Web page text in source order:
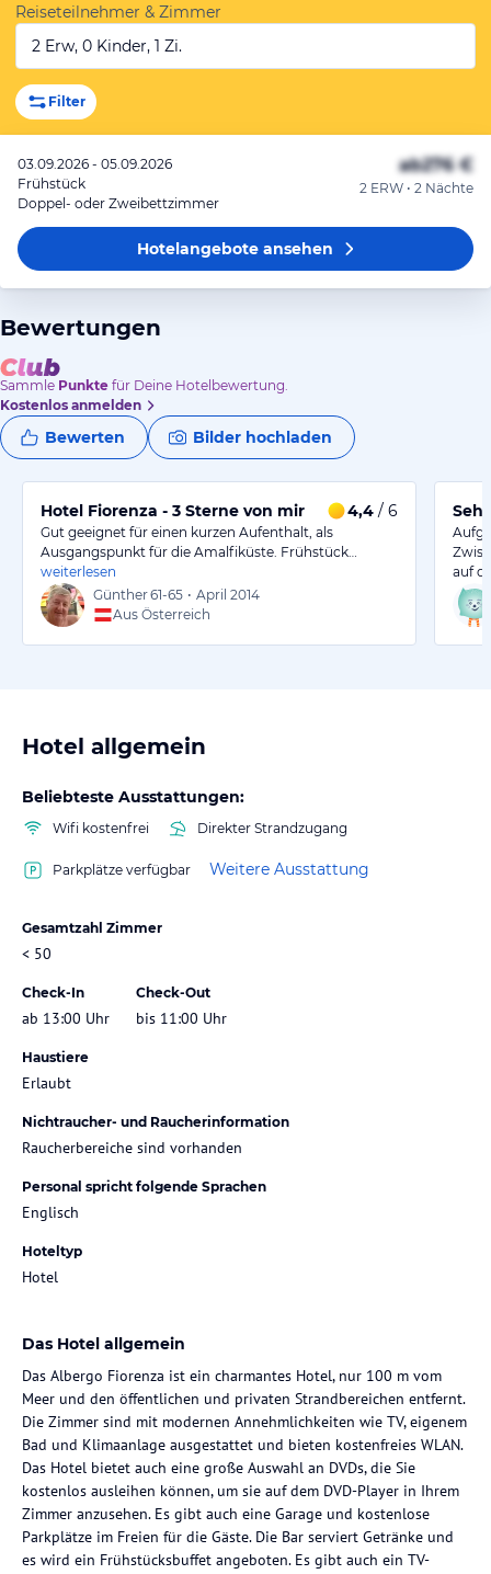
Reiseteilnehmer & Zimmer
2 Erw, 0 Kinder, 1 Zi.
Filter
03.09.2026 - 05.09.2026
Frühstück
Doppel- oder Zweibettzimmer
ab276 €
2 ERW • 2 Nächte
Hotelangeboteansehen
Bewertungen
Sammle Punkte für Deine Hotelbewertung.
Kostenlos anmelden
Bewerten Bilder hochladen
Hotel Fiorenza - 3 Sterne von mir 4,4 / 6
Gut geeignet für einen kurzen Aufenthalt, als
Ausgangspunkt für die Amalfiküste. Frühstück…
weiterlesen
Günther61-65 • April 2014
Aus Österreich
auf
Hotel allgemein
Beliebteste Ausstattungen:
Wifi kostenfrei Direkter Strandzugang
Parkplätze verfügbar Weitere Ausstattung
Gesamtzahl Zimmer
< 50
Check-In
ab 13:00 Uhr
Check-Out
bis 11:00 Uhr
Haustiere
Erlaubt
Nichtraucher- und Raucherinformation
Raucherbereiche sind vorhanden
Personal spricht folgende Sprachen
Englisch
Hoteltyp
Hotel
Das Hotel allgemein
Das Albergo Fiorenza ist ein charmantes Hotel, nur 100 m vom
Meer und den öffentlichen und privaten Strandbereichen entfernt.
Die Zimmer sind mit modernen Annehmlichkeiten wie TV, eigenem
Bad und Klimaanlage ausgestattet und bieten kostenfreies WLAN.
Das Hotel bietet auch eine große Auswahl an DVDs, die Sie
kostenlos ausleihen können, um sie auf dem DVD-Player in Ihrem
Zimmer anzusehen. Es gibt auch eine Garage und kostenlose
Parkplätze im Freien für die Gäste. Die Bar serviert Getränke und
es wird ein Frühstücksbuffet angeboten. Es gibt auch ein TV-